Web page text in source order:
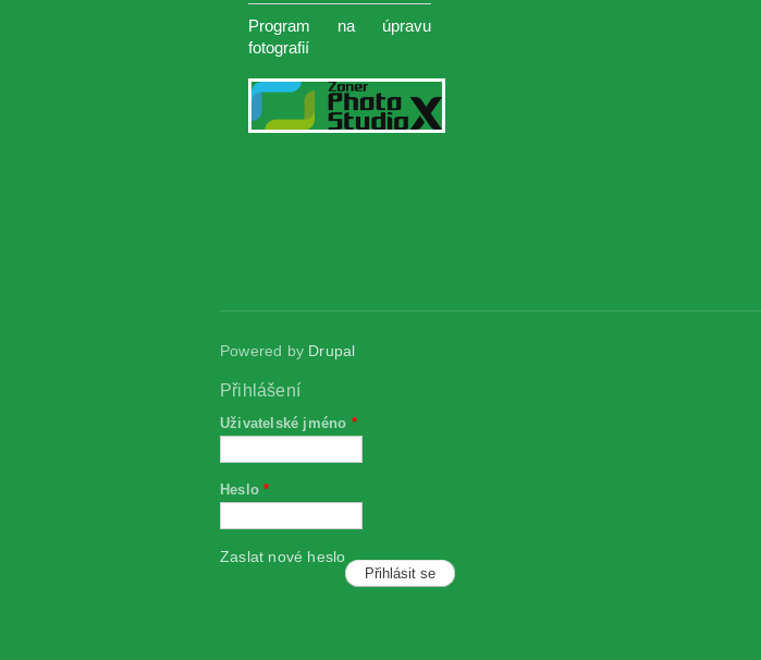
Program na úpravu
fotografií
Powered by Drupal
Přihlášení
Uživatelské jméno *
Heslo*
Zaslat nové heslo